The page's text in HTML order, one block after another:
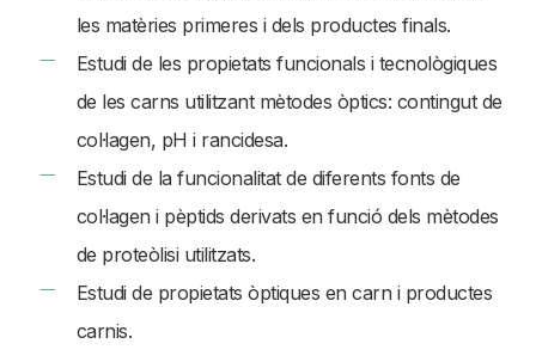
les matèries primeres i dels productes finals.
Estudi de les propietats funcionals i tecnològiques
de les carns utilitzant mètodes òptics: contingut de
col·lagen, pH i rancidesa.
Estudi de la funcionalitat de diferents fonts de
col·lagen i pèptids derivats en funció dels mètodes
de proteòlisi utilitzats.
Estudi de propietats òptiques en carn i productes
carnis.